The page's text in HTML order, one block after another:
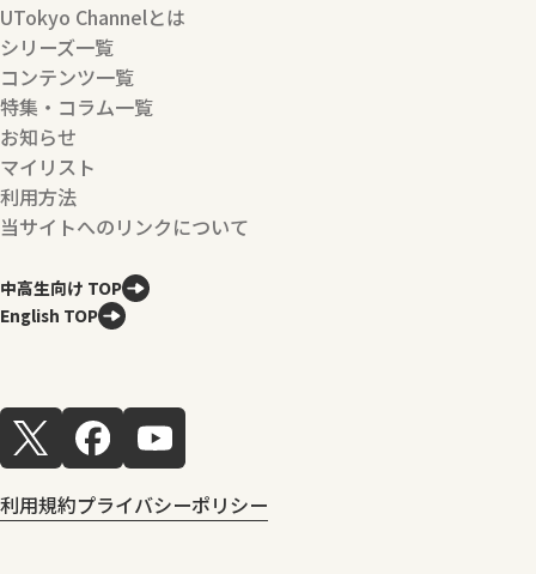
UTokyo Channelとは
シリーズ一覧
コンテンツ一覧
特集・コラム一覧
お知らせ
マイリスト
利用方法
当サイトへのリンクについて
中高生向け TOP
English TOP
利用規約プライバシーポリシー